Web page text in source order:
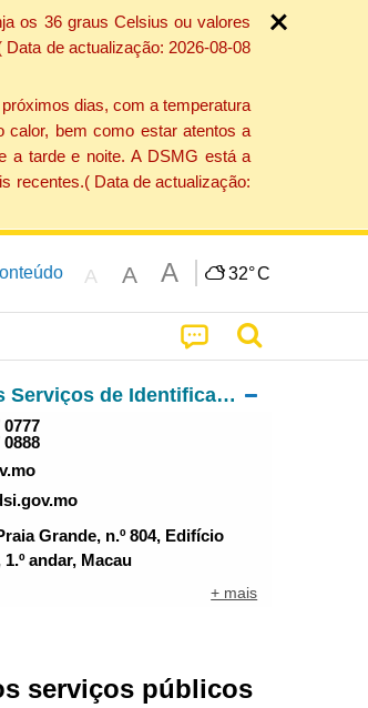
os 36 graus Celsius ou valores
de actualização: 2026-08-08
dias, com a temperatura
calor, bem como estar atentos a
a tarde e noite. A DSMG está a
recentes.( Data de actualização:
A A A 32°C
Direcção dos Serviços de Identificação
0777
0888
Grande, n.º 804, Edifício
andar, Macau
+ mais
serviços públicos